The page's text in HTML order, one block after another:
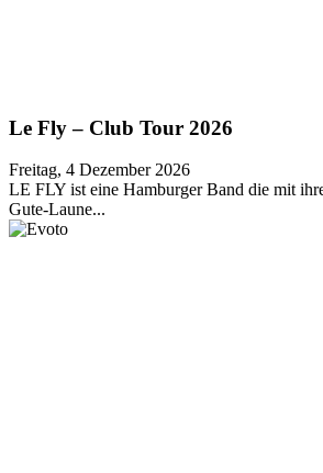
Le Fly – Club Tour 2026
Freitag, 4 Dezember 2026
LE FLY ist eine Hamburger Band die mit
Gute-Laune...